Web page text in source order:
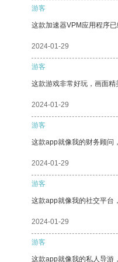
游客
这款加速器VPM应用程序
2024-01-29
游客
这款游戏非常好玩，画面精
2024-01-29
游客
这款app就像我的财务顾问
2024-01-29
游客
这款app就像我的社交平台
2024-01-29
游客
这款app就像我的私人导游